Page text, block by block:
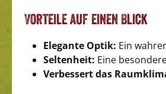
Vorteile auf einen Blick
Elegante Optik: Ein
Seltenheit: Eine
Verbessert das